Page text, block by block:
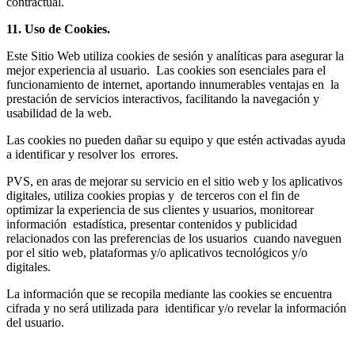
11. Uso de Cookies.
Este Sitio Web utiliza cookies de sesión y analíticas para asegurar la
mejor experiencia al usuario. Las cookies son esenciales para el
funcionamiento de internet, aportando innumerables ventajas en la
prestación de servicios interactivos, facilitando la navegación y
usabilidad de la web.
Las cookies no pueden dañar su equipo y que estén activadas ayuda
a identificar y resolver los errores.
PVS, en aras de mejorar su servicio en el sitio web y los aplicativos
digitales, utiliza cookies propias y de terceros con el fin de
optimizar la experiencia de sus clientes y usuarios, monitorear
información estadística, presentar contenidos y publicidad
relacionados con las preferencias de los usuarios cuando naveguen
por el sitio web, plataformas y/o aplicativos tecnológicos y/o
digitales.
La información que se recopila mediante las cookies se encuentra
cifrada y no será utilizada para identificar y/o revelar la información
del usuario.